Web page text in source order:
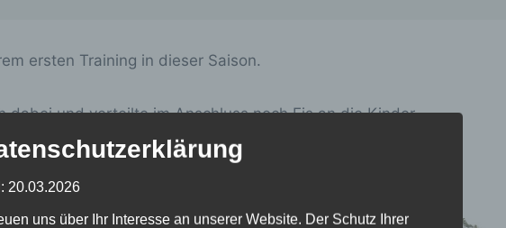
ersten Training in dieser Saison.
dabei und verteilte im Anschluss noch Eis an die Kinder.
20.03.2026
uns über Ihr Interesse an unserer Website. Der Schutz Ihrer